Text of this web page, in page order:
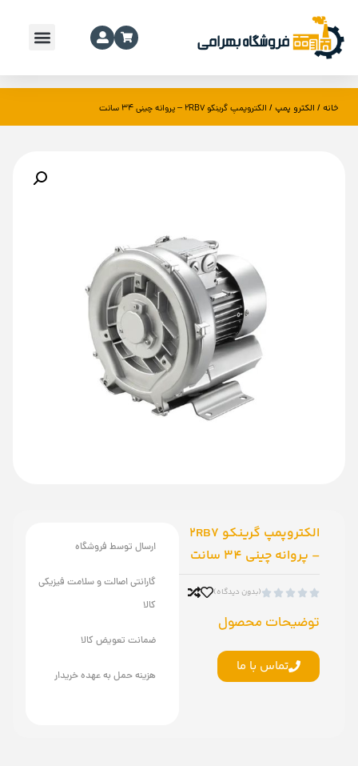
خانه / الکترو پمپ/ الکتروپمپ گرینکو 2RB7 – پروانه چینی 34 سانت
الکتروپمپ گرینکو 2RB7
– پروانه چینی 34 سانت




(بدون دیدگاه)
توضیحات محصول
تماس با ما
ارسال توسط فروشگاه
گارانتی اصالت و سلامت فیزیکی
کالا
ضمانت تعویض کالا
هزینه حمل به عهده خریدار